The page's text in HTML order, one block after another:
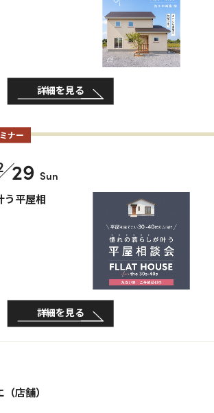
詳細を見る
ナー
29 Sun
う平屋相
詳細を見る
店舗）